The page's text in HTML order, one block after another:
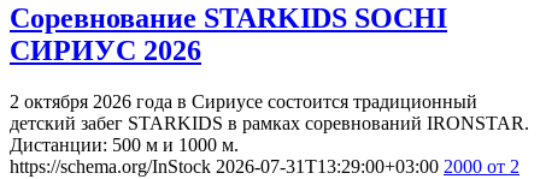
Соревнование STARKIDS SOCHI
СИРИУС 2026
2 октября 2026 года в Сириусе состоится традиционный
детский забег STARKIDS в рамках соревнований IRONSTAR.
Дистанции: 500 м и 1000 м.
https://schema.org/InStock 2026-07-31T13:29:00+03:00 2000 от 2